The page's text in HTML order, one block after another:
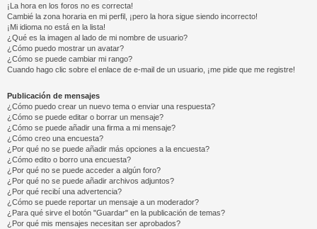
¡La hora en los foros no es correcta!
Cambié la zona horaria en mi perfil, ¡pero la hora sigue siendo incorrecto!
¡Mi idioma no está en la lista!
¿Qué es la imagen al lado de mi nombre de usuario?
¿Cómo puedo mostrar un avatar?
¿Cómo se puede cambiar mi rango?
Cuando hago clic sobre el enlace de e-mail de un usuario, ¡me pide que me registre!
Publicación de mensajes
¿Cómo puedo crear un nuevo tema o enviar una respuesta?
¿Cómo se puede editar o borrar un mensaje?
¿Cómo se puede añadir una firma a mi mensaje?
¿Cómo creo una encuesta?
¿Por qué no se puede añadir más opciones a la encuesta?
¿Cómo edito o borro una encuesta?
¿Por qué no se puede acceder a algún foro?
¿Por qué no se puede añadir archivos adjuntos?
¿Por qué recibí una advertencia?
¿Cómo se puede reportar un mensaje a un moderador?
¿Para qué sirve el botón "Guardar" en la publicación de temas?
¿Por qué mis mensajes necesitan ser aprobados?